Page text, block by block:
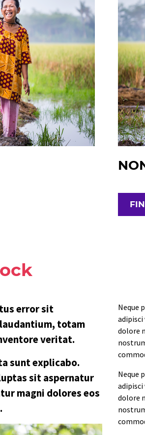
error sit
totam
veritat.
sunt explicabo.
sit aspernatur
magni dolores eos
Neque
dolore
Neque
dolore